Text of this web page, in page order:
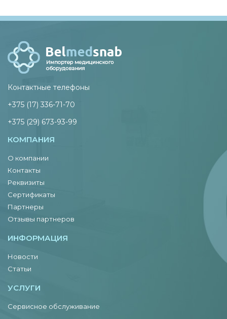
Контактные телефоны
+375 (17) 336-71-70
+375 (29) 673-93-99
КОМПАНИЯ
О компании
Контакты
Реквизиты
Сертификаты
Партнеры
Отзывы партнеров
ИНФОРМАЦИЯ
Новости
Статьи
УСЛУГИ
Сервисное обслуживание